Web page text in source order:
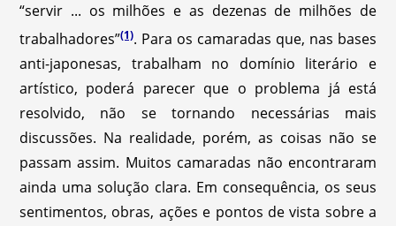
“servir ... os milhões e as dezenas de milhões de
trabalhadores”(1). Para os camaradas que, nas bases
anti-japonesas, trabalham no domínio literário e
artístico, poderá parecer que o problema já está
resolvido, não se tornando necessárias mais
discussões. Na realidade, porém, as coisas não se
passam assim. Muitos camaradas não encontraram
ainda uma solução clara. Em consequência, os seus
sentimentos, obras, ações e pontos de vista sobre a